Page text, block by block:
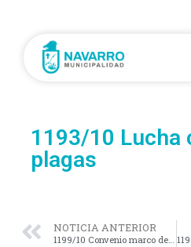
1193/10 Lucha
plagas
NOTICIA ANTERIOR
1199/10 Convenio marco de Agricultura Periurbana